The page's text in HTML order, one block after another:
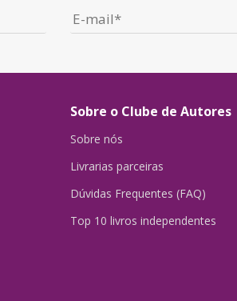
Sobre o Clube de Autores
Sobre nós
Livrarias parceiras
Dúvidas Frequentes (FAQ)
Top 10 livros independentes